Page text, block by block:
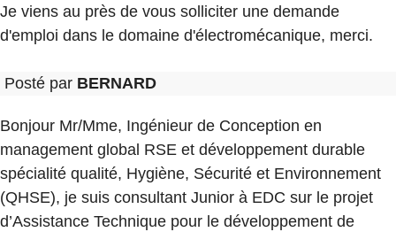
Je viens au près de vous solliciter une demande
d'emploi dans le domaine d'électromécanique, merci.
Posté par BERNARD
Bonjour Mr/Mme, Ingénieur de Conception en
management global RSE et développement durable
spécialité qualité, Hygiène, Sécurité et Environnement
(QHSE), je suis consultant Junior à EDC sur le projet
d’Assistance Technique pour le développement de